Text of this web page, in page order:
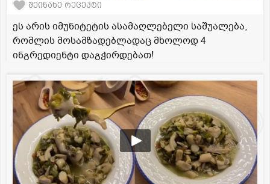
შეინახე რეცეპტი
ეს არის იმუნიტეტის ასამაღლებელი საშუალება,
რომლის მოსამზადებლადაც მხოლოდ 4
ინგრედიენტი დაგჭირდებათ!